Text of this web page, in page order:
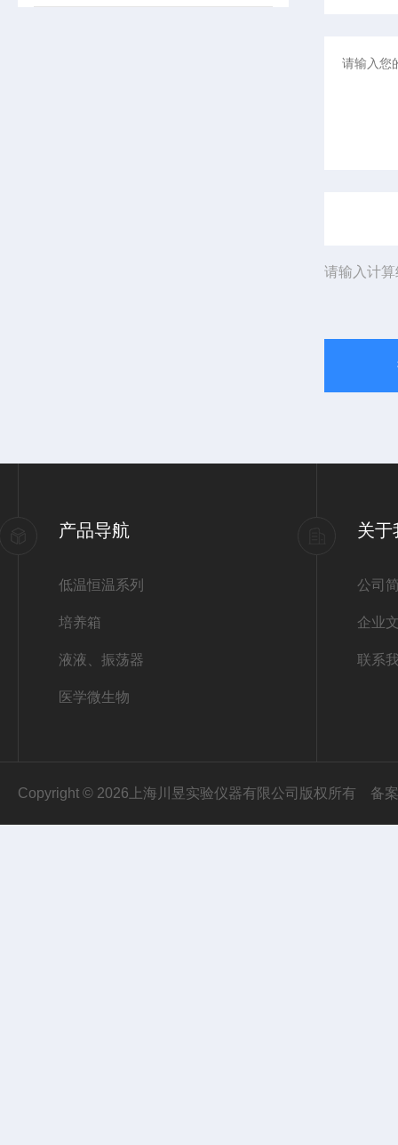
请输入计
产品导航
低温恒温系列
培养箱
液液、振荡器
医学微生物
关于
公司
企业
联系
Copyright © 2026上海川昱实验仪器有限公司版权所有 备